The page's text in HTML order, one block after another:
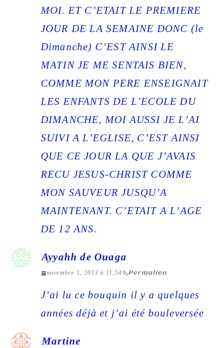
MOI. ET C’ETAIT LE PREMIERE
JOUR DE LA SEMAINE DONC (le
Dimanche) C’EST AINSI LE
MATIN JE ME SENTAIS BIEN,
COMME MON PERE ENSEIGNAIT
LES ENFANTS DE L’ECOLE DU
DIMANCHE, MOI AUSSI JE L’AI
SUIVI A L’EGLISE, C’EST AINSI
QUE CE JOUR LA QUE J’AVAIS
RECU JESUS-CHRIST COMME
MON SAUVEUR JUSQU’A
MAINTENANT. C’ETAIT A L’AGE
DE 12 ANS.
Ayyahh de Ouaga
novembre 1, 2013 à 11:54 Permalien
J’ai lu ce bouquin il y a quelques
années déjà et j’ai été bouleversée
Martine